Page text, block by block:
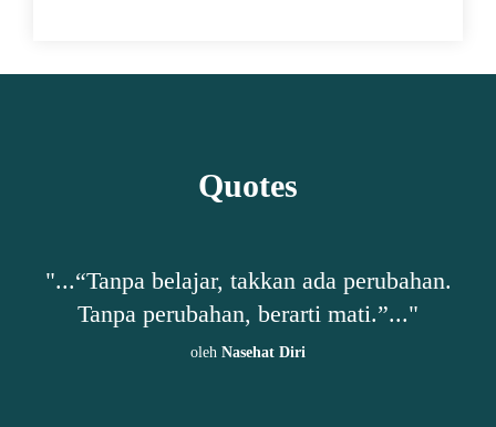
Quotes
"...“Tanpa belajar, takkan ada perubahan.
Tanpa perubahan, berarti mati.”..."
oleh Nasehat Diri